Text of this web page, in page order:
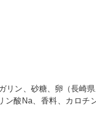
リン、砂糖、卵（長崎
酸Na、香料、カロ